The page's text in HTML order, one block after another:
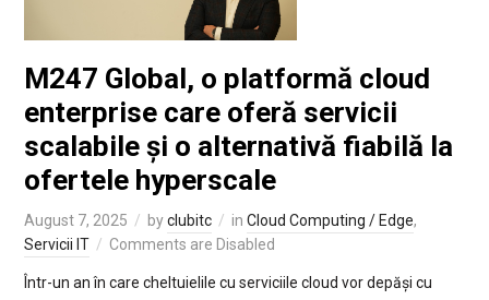
M247 Global, o platformă cloud
enterprise care oferă servicii
scalabile și o alternativă fiabilă la
ofertele hyperscale
August 7, 2025 byclubitc in Cloud Computing / Edge,
Servicii IT
Comments are Disabled
Într-un an în care cheltuielile cu serviciile cloud vor depăși cu